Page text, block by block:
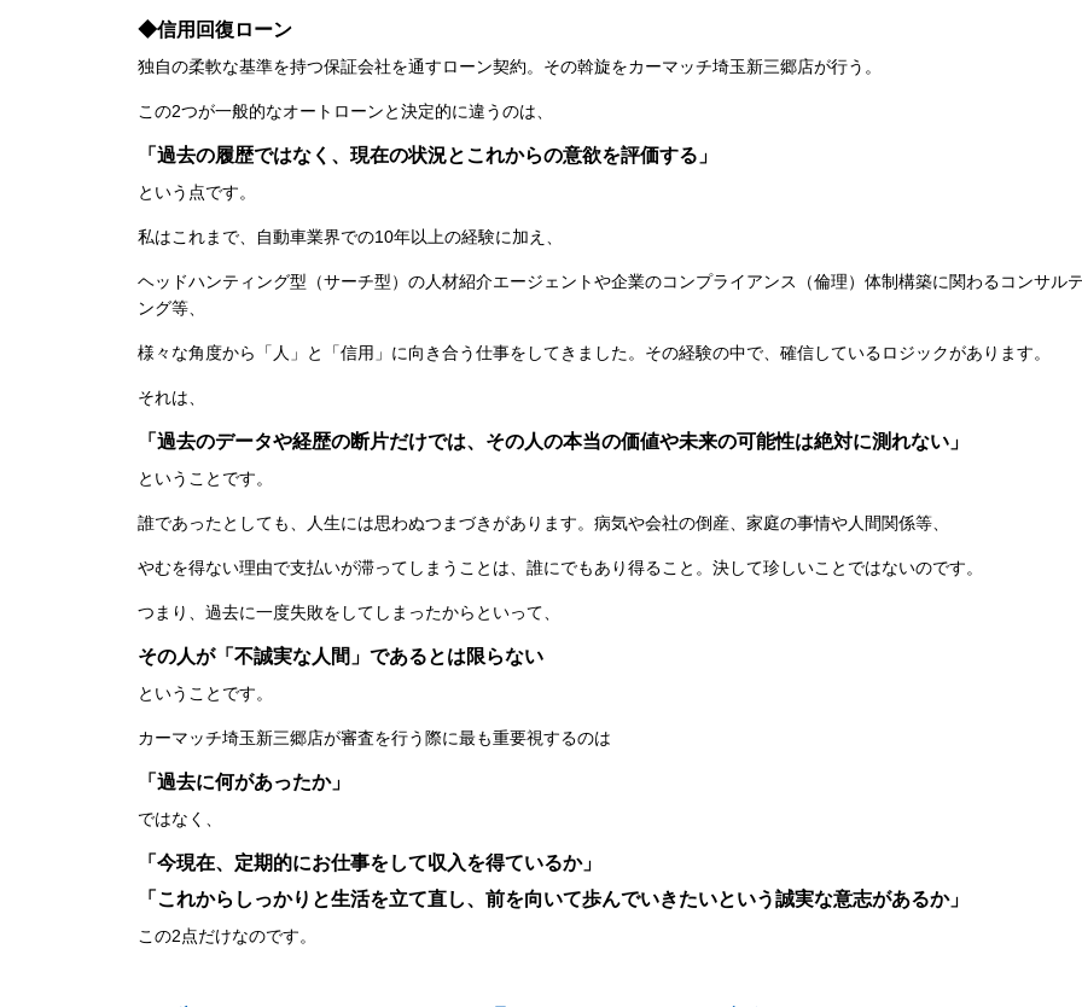
◆信用回復ローン
独自の柔軟な基準を持つ保証会社を通すローン契約。その斡旋をカーマッチ埼玉新三郷店が行う。
この2つが一般的なオートローンと決定的に違うのは、
「過去の履歴ではなく、現在の状況とこれからの意欲を評価する」
という点です。
私はこれまで、自動車業界での10年以上の経験に加え、
ヘッドハンティング型（サーチ型）の人材紹介エージェントや企業のコンプライアンス（倫理）体制構築に関わるコンサル
ング等、
様々な角度から「人」と「信用」に向き合う仕事をしてきました。その経験の中で、確信しているロジックがあります。
それは、
「過去のデータや経歴の断片だけでは、その人の本当の価値や未来の可能性は絶対に測れない」
ということです。
誰であったとしても、人生には思わぬつまづきがあります。病気や会社の倒産、家庭の事情や人間関係等、
やむを得ない理由で支払いが滞ってしまうことは、誰にでもあり得ること。決して珍しいことではないのです。
つまり、過去に一度失敗をしてしまったからといって、
その人が「不誠実な人間」であるとは限らない
ということです。
カーマッチ埼玉新三郷店が審査を行う際に最も重要視するのは
「過去に何があったか」
ではなく、
「今現在、定期的にお仕事をして収入を得ているか」
「これからしっかりと生活を立て直し、前を向いて歩んでいきたいという誠実な意志があるか」
この2点だけなのです。